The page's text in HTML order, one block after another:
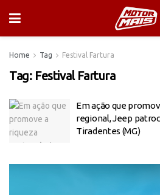
Home Tag Festival Fartura
Tag: Festival Fartura
Em ação que
regional, Jeep
Tiradentes (MG)